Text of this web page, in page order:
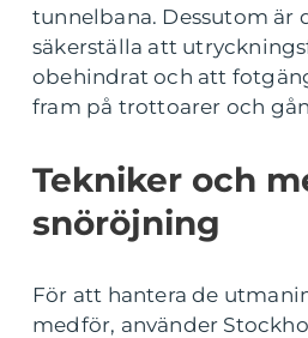
tunnelbana. Dessutom är
säkerställa att
obehindrat och att
fram på trottoarer och
Tekniker och
snöröjning
För att hantera de
medför, använder